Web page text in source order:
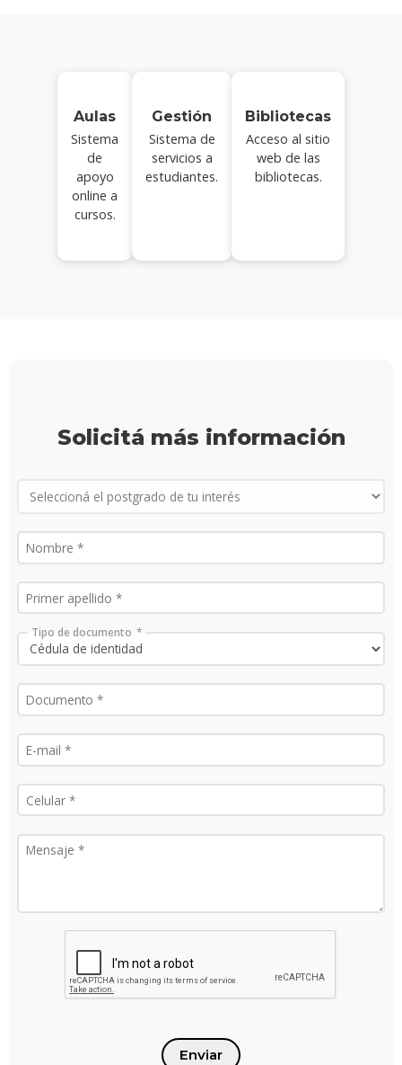
Aulas
Sistema
de
apoyo
online a
cursos.
Gestión
Sistema de
servicios a
estudiantes.
Bibliotecas
Acceso al sitio
web de las
bibliotecas.
Solicitá más información
Tipo de documento
Enviar